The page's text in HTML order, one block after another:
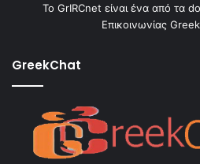
Το GrIRCnet είναι ένα από τα
Επικοινωνίας
GreekChat